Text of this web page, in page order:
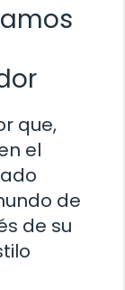
que,
el
de
de su